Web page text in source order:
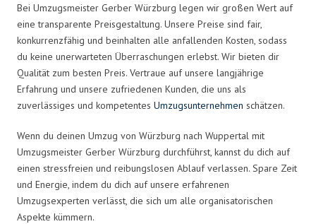
Bei Umzugsmeister Gerber Würzburg legen wir großen Wert auf
eine transparente Preisgestaltung. Unsere Preise sind fair,
konkurrenzfähig und beinhalten alle anfallenden Kosten, sodass
du keine unerwarteten Überraschungen erlebst. Wir bieten dir
Qualität zum besten Preis. Vertraue auf unsere langjährige
Erfahrung und unsere zufriedenen Kunden, die uns als
zuverlässiges und kompetentes Umzugsunternehmen schätzen.
Wenn du deinen Umzug von Würzburg nach Wuppertal mit
Umzugsmeister Gerber Würzburg durchführst, kannst du dich auf
einen stressfreien und reibungslosen Ablauf verlassen. Spare Zeit
und Energie, indem du dich auf unsere erfahrenen
Umzugsexperten verlässt, die sich um alle organisatorischen
Aspekte kümmern.